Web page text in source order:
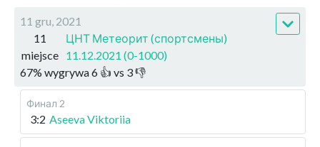
11 gru, 2021
11
miejsce
ЦНТ Метеорит (спортсмены)
11.12.2021 (0-1000)
67% wygrywa6 👍 vs 3👎
Финал 2
3:2 Aseeva Viktoriia